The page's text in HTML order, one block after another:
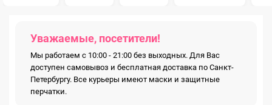
Уважаемые, посетители!
Мы работаем с 10:00 - 21:00 без выходных. Для Вас
доступен самовывоз и бесплатная доставка по Санкт-
Петербургу. Все курьеры имеют маски и защитные
перчатки.